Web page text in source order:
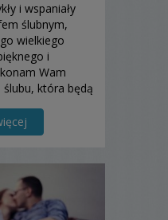
i wspaniały
ślubnym,
wielkiego
i
Wam
która będą